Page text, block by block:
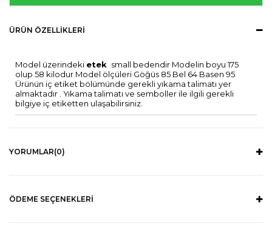
ÜRÜN ÖZELLIKLERI
Model üzerindeki etek small bedendir Modelin boyu 175
olup 58 kilodur Model ölçüleri Göğüs 85 Bel 64 Basen 95
Ürünün iç etiket bölümünde gerekli yıkama talimatı yer
almaktadır . Yıkama talimatı ve semboller ile ilgili gerekli
bilgiye iç etiketten ulaşabilirsiniz.
YORUMLAR(0)
ÖDEME SEÇENEKLERI